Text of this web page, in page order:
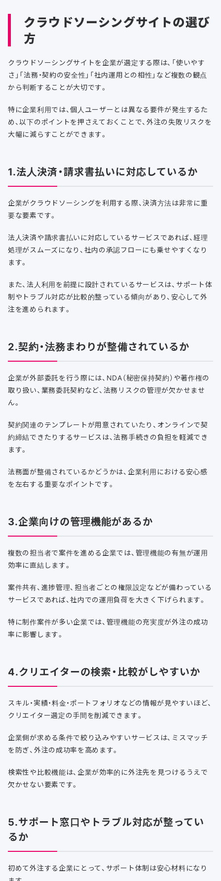
クラウドソーシングサイトの選び
方
クラウドソーシングサイトを企業が選定する際は、「使いやす
さ」「法務・契約の安全性」「社内運用との相性」など複数の観点
から判断することが大切です。
特に企業利用では、個人ユーザーとは異なる要件が発生するた
め、以下のポイントを押さえておくことで、外注の失敗リスクを
大幅に減らすことができます。
1.法人決済・請求書払いに対応しているか
企業がクラウドソーシングを利用する際、決済方法は非常に重
要な要素です。
法人決済や請求書払いに対応しているサービスであれば、経理
処理がスムーズになり、社内の承認フローにも乗せやすくなり
ます。
また、法人利用を前提に設計されているサービスは、サポート体
制やトラブル対応が比較的整っている傾向があり、安心して外
注を進められます。
2.契約・法務まわりが整備されているか
企業が外部委託を行う際には、NDA（秘密保持契約）や著作権の
取り扱い、業務委託契約など、法務リスクの管理が欠かせませ
ん。
契約関連のテンプレートが用意されていたり、オンラインで契
約締結できたりするサービスは、法務手続きの負担を軽減でき
ます。
法務面が整備されているかどうかは、企業利用における安心感
を左右する重要なポイントです。
3.企業向けの管理機能があるか
複数の担当者で案件を進める企業では、管理機能の有無が運用
効率に直結します。
案件共有、進捗管理、担当者ごとの権限設定などが備わっている
サービスであれば、社内での運用負荷を大きく下げられます。
特に制作案件が多い企業では、管理機能の充実度が外注の成功
率に影響します。
4.クリエイターの検索・比較がしやすいか
スキル・実績・料金・ポートフォリオなどの情報が見やすいほど、
クリエイター選定の手間を削減できます。
企業側が求める条件で絞り込みやすいサービスは、ミスマッチ
を防ぎ、外注の成功率を高めます。
検索性や比較機能は、企業が効率的に外注先を見つけるうえで
欠かせない要素です。
5.サポート窓口やトラブル対応が整ってい
るか
初めて外注する企業にとって、サポート体制は安心材料になり